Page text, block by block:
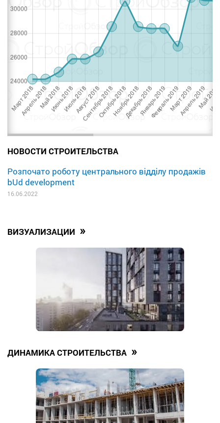
НОВОСТИ СТРОИТЕЛЬСТВА
Розпочато роботу центрального відділу продажів
bUd development
16.06.2022
ВИЗУАЛИЗАЦИИ »
ДИНАМИКА СТРОИТЕЛЬСТВА »